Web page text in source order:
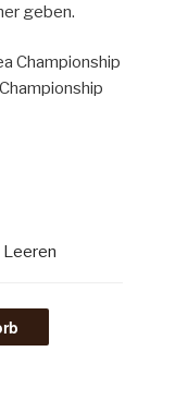
geben.
Leeren